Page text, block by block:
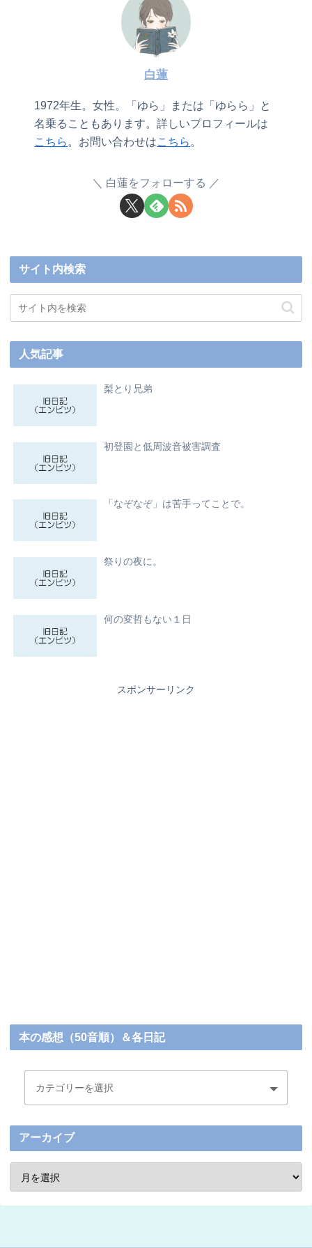
白蓮
1972年生。女性。「ゆら」または「ゆらら」と
名乗ることもあります。詳しいプロフィールは
こちら。お問い合わせはこちら。
白蓮をフォローする
サイト内検索
人気記事
梨とり兄弟
初登園と低周波音被害調査
「なぞなぞ」は苦手ってことで。
祭りの夜に。
何の変哲もない１日
スポンサーリンク
本の感想（50音順）＆各日記
アーカイブ